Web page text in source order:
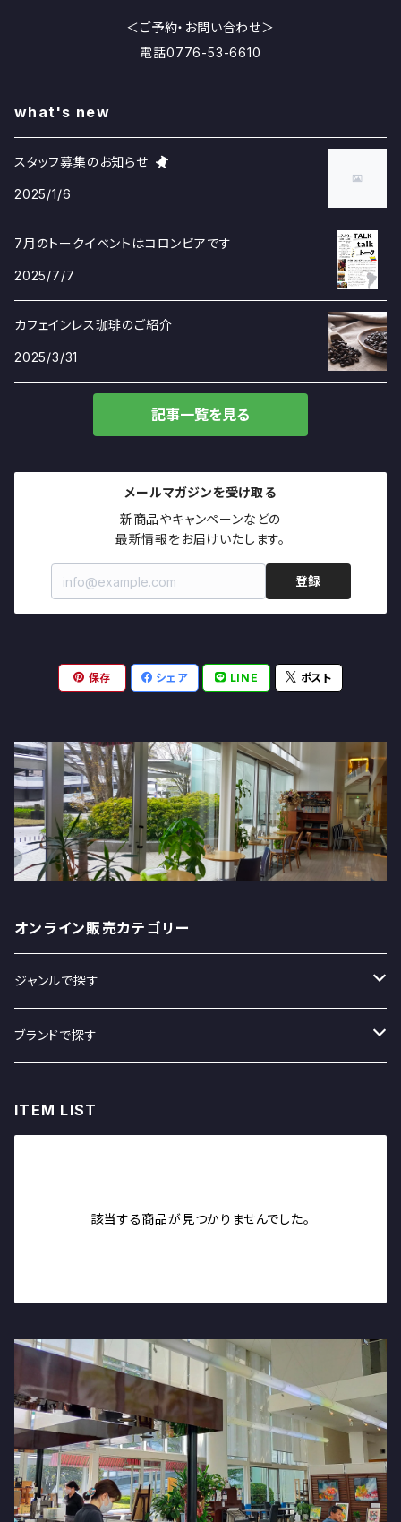
＜ご予約・お問い合わせ＞
電話0776-53-6610
what's new
スタッフ募集のお知らせ
2025/1/6
7月のトークイベントはコロンビアです
2025/7/7
カフェインレス珈琲のご紹介
2025/3/31
記事一覧を見る
メールマガジンを受け取る
新商品やキャンペーンなどの
最新情報をお届けいたします。
登録
保存 シェア LINE ポスト
オンライン販売カテゴリー
ジャンルで探す
スイーツ
コーヒー
ランチボックス
マスク
ミル（胡椒）
山下商店
焼き菓子
焼き菓子とコーヒーのセット
ブランドで探す
胡椒
石鹸
パスタ
焼き菓子
ランチボックス
Tシャツ
越前焼（そば鉢）
バック
ササマタ（ZiBiマスク）
マスク生地
コスモポリタン
ロールケーキ
シフォンケーキ
コーヒー豆
ITEM LIST
該当する商品が見つかりませんでした。